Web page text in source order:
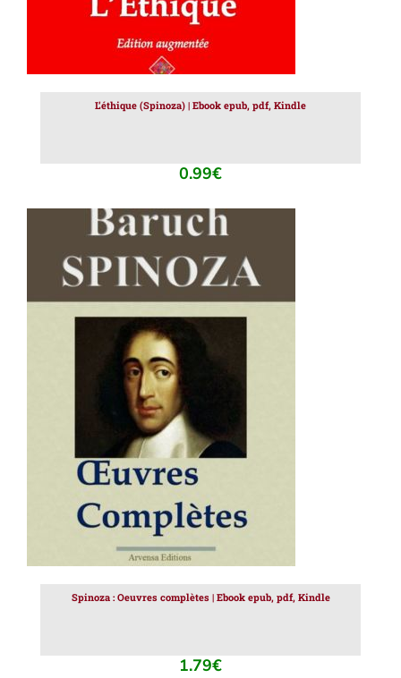
L’éthique (Spinoza) | Ebook epub, pdf, Kindle
0.99€
AJOUTER AU PANIER
Spinoza : Oeuvres complètes | Ebook epub, pdf, Kindle
1.79€